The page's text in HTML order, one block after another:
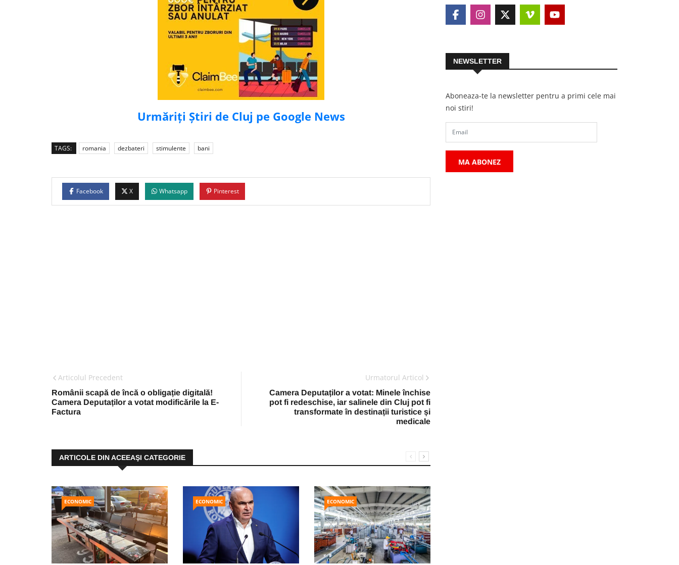
Urmăriți Știri de Cluj pe Google News
TAGS: romania dezbateri stimulente bani
Facebook X Whatsapp Pinterest
Articolul Precedent
Românii scapă de încă o obligație digitală!
Camera Deputaților a votat modificările la E-
Factura
Urmatorul Articol
Camera Deputaților a votat: Minele închise
pot fi redeschise, iar salinele din Cluj pot fi
transformate în destinații turistice și
medicale
ARTICOLE DIN ACEEAŞI CATEGORIE
ECONOMIC ECONOMIC ECONOMIC
NEWSLETTER
Aboneaza-te la newsletter pentru a primi cele mai
noi stiri!
MA ABONEZ